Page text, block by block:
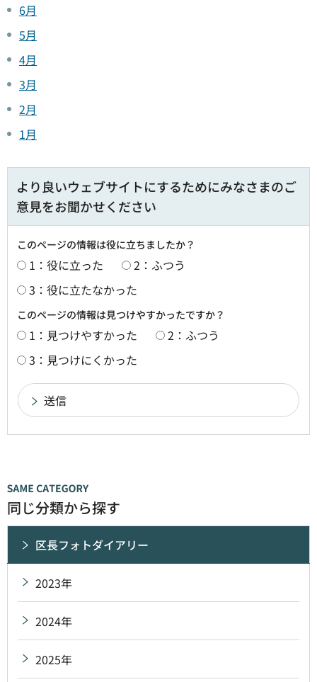
6月
5月
4月
3月
2月
1月
より良いウェブサイトにするためにみなさまのご
意見をお聞かせください
このページの情報は役に立ちましたか？
1：役に立った
2：ふつう
3：役に立たなかった
このページの情報は見つけやすかったですか？
1：見つけやすかった
2：ふつう
3：見つけにくかった
同じ分類から探す
区長フォトダイアリー
2023年
2024年
2025年